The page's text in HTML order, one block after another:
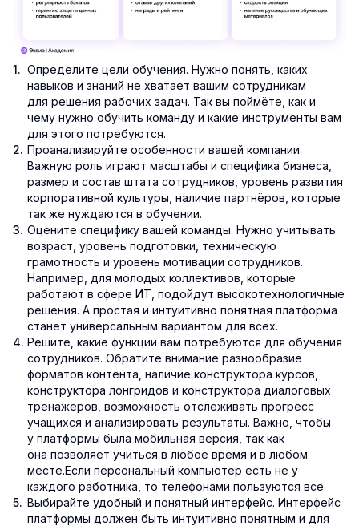
Определите цели обучения. Нужно понять, каких
навыков и знаний не хватает вашим сотрудникам
для решения рабочих задач. Так вы поймёте, как и
чему нужно обучить команду и какие инструменты вам
для этого потребуются.
Проанализируйте особенности вашей компании.
Важную роль играют масштабы и специфика бизнеса,
размер и состав штата сотрудников, уровень развития
корпоративной культуры, наличие партнёров, которые
так же нуждаются в обучении.
Оцените специфику вашей команды. Нужно учитывать
возраст, уровень подготовки, техническую
грамотность и уровень мотивации сотрудников.
Например, для молодых коллективов, которые
работают в сфере ИТ, подойдут высокотехнологичные
решения. А простая и интуитивно понятная платформа
станет универсальным вариантом для всех.
Решите, какие функции вам потребуются для обучения
сотрудников. Обратите внимание разнообразие
форматов контента, наличие конструктора курсов,
конструктора лонгридов и конструктора диалоговых
тренажеров, возможность отслеживать прогресс
учащихся и анализировать результаты. Важно, чтобы
у платформы была мобильная версия, так как
она позволяет учиться в любое время и в любом
месте.Если персональный компьютер есть не у
каждого работника, то телефонами пользуются все.
Выбирайте удобный и понятный интерфейс. Интерфейс
платформы должен быть интуитивно понятным и для